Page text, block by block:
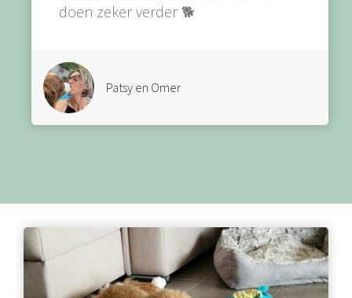
doen zeker verder 🐕
Patsy en Omer